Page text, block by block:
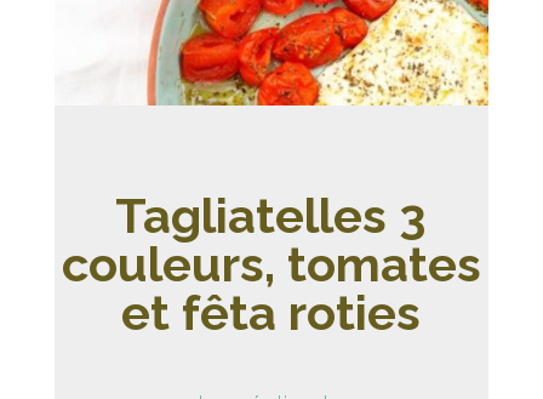
Tagliatelles 3
couleurs, tomates
et fêta roties